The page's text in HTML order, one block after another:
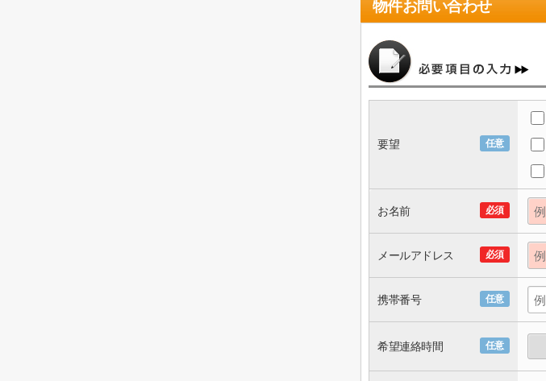
物件お問い合わせ
任意
要望
必須
お名前
必須
メールアドレス
任意
携帯番号
任意
希望連絡時間